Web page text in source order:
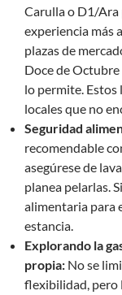
Carulla o D1/Ara
experiencia más
plazas de
Doce de Octubre
lo permite. Estos
locales que no
Seguridad
recomendable
asegúrese de
planea pelarlas.
alimentaria para
estancia.
Explorando la
propia: No se
flexibilidad, pero